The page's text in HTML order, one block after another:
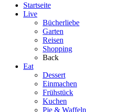
Startseite
Live
Bücherliebe
Garten
Reisen
Shopping
Back
Eat
Dessert
Einmachen
Frühstück
Kuchen
Pie & Waffeln